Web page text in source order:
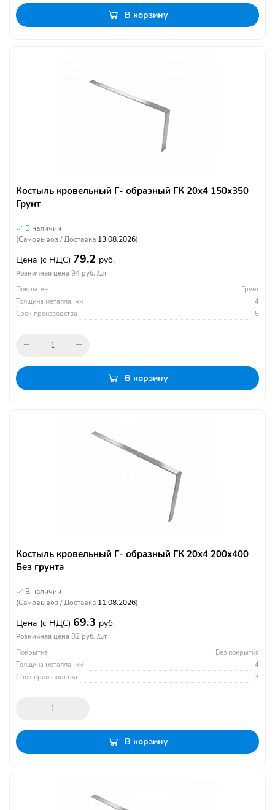
В корзину
Костыль кровельный Г- образный ГК 20х4 150х350
Грунт
В наличии
(Самовывоз / Доставка 13.08.2026)
Цена (с НДС) 79.2 руб.
Розничная цена 94 руб. /шт
Покрытие
Грунт
Толщина металла, мм
4
Срок производства
5
В корзину
Костыль кровельный Г- образный ГК 20х4 200х400
Без грунта
В наличии
(Самовывоз / Доставка 11.08.2026)
Цена (с НДС) 69.3 руб.
Розничная цена 82 руб. /шт
Покрытие
Без покрытия
Толщина металла, мм
4
Срок производства
3
В корзину